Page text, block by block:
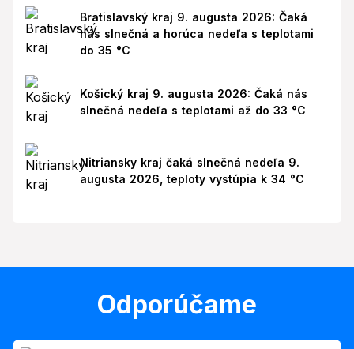
Bratislavský kraj 9. augusta 2026: Čaká
nás slnečná a horúca nedeľa s teplotami
do 35 °C
Košický kraj 9. augusta 2026: Čaká nás
slnečná nedeľa s teplotami až do 33 °C
Nitriansky kraj čaká slnečná nedeľa 9.
augusta 2026, teploty vystúpia k 34 °C
Odporúčame